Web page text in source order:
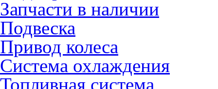
Запчасти в наличии
Подвеска
Привод колеса
Система охлаждения
Топливная система